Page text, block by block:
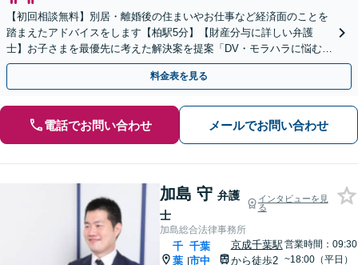
【初回相談無料】別居・離婚後の住まいやお仕事など経済面のことを
踏まえたアドバイスをします【柏駅5分】【財産分与に詳しい弁護
士】お子さまを最優先に考えた解決案を提案「DV・モラハラに悩む方
を徹底サポート」【完全個室制】【休日・夜間面談可】
料金表を見る
電話でお問い合わせ メールでお問い合わせ
加島 守 弁護
士
インタビューを見
る
加島総合法律事務所
千
葉 |
千葉
市中
京成千葉駅
から徒歩2
営業時間：09:30
~18:00（平日）